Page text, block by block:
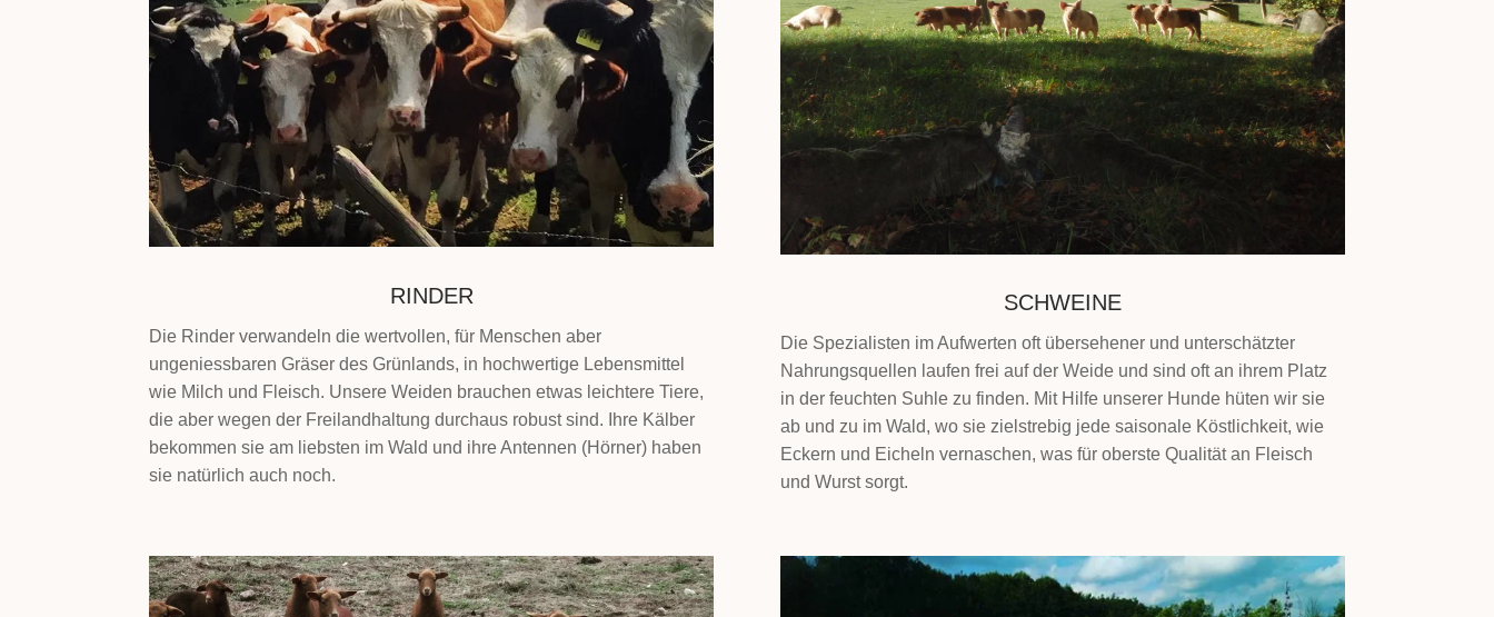
RINDER
Die Rinder verwandeln die wertvollen, für Menschen aber
ungeniessbaren Gräser des Grünlands, in hochwertige Lebensmittel
wie Milch und Fleisch. Unsere Weiden brauchen etwas leichtere Tiere,
die aber wegen der Freilandhaltung durchaus robust sind. Ihre Kälber
bekommen sie am liebsten im Wald und ihre Antennen (Hörner) haben
sie natürlich auch noch.
SCHWEINE
Die Spezialisten im Aufwerten oft übersehener und unterschätzter
Nahrungsquellen laufen frei auf der Weide und sind oft an ihrem Platz
in der feuchten Suhle zu finden. Mit Hilfe unserer Hunde hüten wir sie
ab und zu im Wald, wo sie zielstrebig jede saisonale Köstlichkeit, wie
Eckern und Eicheln vernaschen, was für oberste Qualität an Fleisch
und Wurst sorgt.